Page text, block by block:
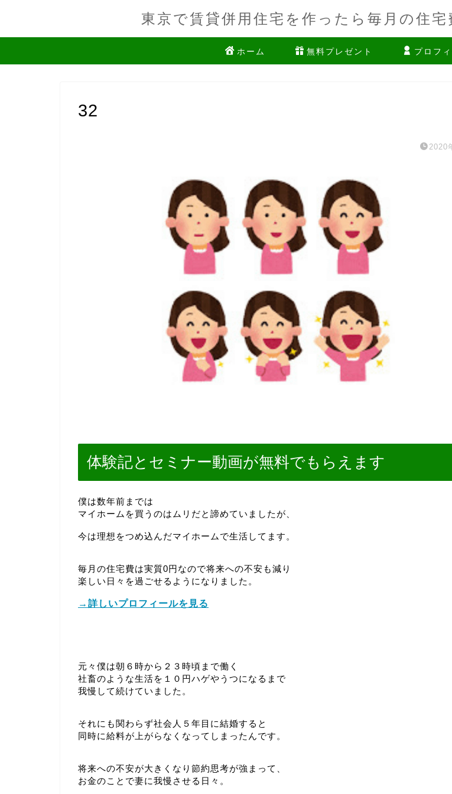
東京で賃貸併用住宅を作ったら毎月の住
ホーム 無料プレゼント プロフ
32
2020
体験記とセミナー動画が無料でもらえます
僕は数年前までは
マイホームを買うのはムリだと諦めていましたが、
今は理想をつめ込んだマイホームで生活してます。
毎月の住宅費は実質0円なので将来への不安も減り
楽しい日々を過ごせるようになりました。
→詳しいプロフィールを見る
元々僕は朝６時から２３時頃まで働く
社畜のような生活を１０円ハゲやうつになるまで
我慢して続けていました。
それにも関わらず社会人５年目に結婚すると
同時に給料が上がらなくなってしまったんです。
将来への不安が大きくなり節約思考が強まって、
お金のことで妻に我慢させる日々。